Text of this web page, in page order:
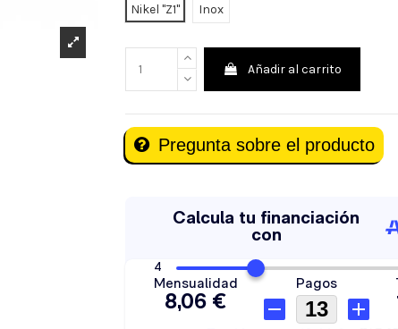
Nikel "Z1"
Inox
Añadir al carrito
Pregunta sobre el producto